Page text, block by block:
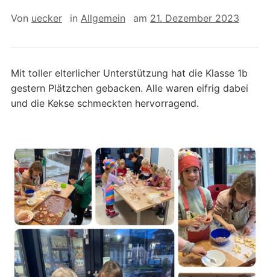
Von uecker in Allgemein am 21. Dezember 2023
Mit toller elterlicher Unterstützung hat die Klasse 1b
gestern Plätzchen gebacken. Alle waren eifrig dabei
und die Kekse schmeckten hervorragend.